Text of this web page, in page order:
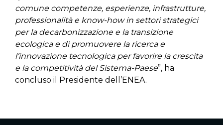
comune competenze, esperienze, infrastrutture,
professionalità e know-how in settori strategici
per la decarbonizzazione e la transizione
ecologica e di promuovere la ricerca e
l’innovazione tecnologica per favorire la crescita
e la competitività del Sistema-Paese”, ha
concluso il Presidente dell’ENEA.